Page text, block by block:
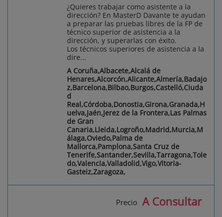
¿Quieres trabajar como asistente a la
dirección? En MasterD Davante te ayudan
a preparar las pruebas libres de la FP de
técnico superior de asistencia a la
dirección, y superarlas con éxito.
Los técnicos superiores de asistencia a la
dire...
A Coruña,Albacete,Alcalá de
Henares,Alcorcón,Alicante,Almería,Badajo
z,Barcelona,Bilbao,Burgos,Castelló,Ciuda
d
Real,Córdoba,Donostia,Girona,Granada,H
uelva,Jaén,Jerez de la Frontera,Las Palmas
de Gran
Canaria,Lleida,Logroño,Madrid,Murcia,M
álaga,Oviedo,Palma de
Mallorca,Pamplona,Santa Cruz de
Tenerife,Santander,Sevilla,Tarragona,Tole
do,Valencia,Valladolid,Vigo,Vitoria-
Gasteiz,Zaragoza,
Precio A Consultar